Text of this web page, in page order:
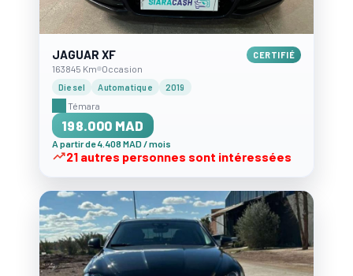
JAGUAR XF CERTIFIÉ
163845 Km Occasion
Diesel Automatique 2019
Témara
198.000 MAD
A partir de 4.408 MAD / mois
21 autres personnes sont intéressées